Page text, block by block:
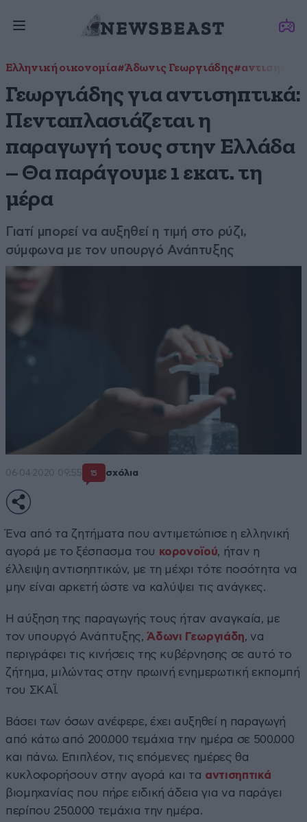
Ελληνική οικονομία#Άδωνις Γεωργιάδης
Γεωργιάδης για αντισηπτικά:
Πενταπλασιάζεται η
παραγωγή τους στην Ελλάδα
– Θα παράγουμε 1 εκατ. τη
μέρα
Γιατί μπορεί να αυξηθεί η τιμή στο ρύζι,
σύμφωνα με τον υπουργό Ανάπτυξης
06·04·2020 09:55 15 σχόλια
Ένα από τα ζητήματα που αντιμετώπισε η ελληνική
αγορά με το ξέσπασμα του κορονοϊού, ήταν η
έλλειψη αντισηπτικών, με τη μέχρι τότε ποσότητα να
μην είναι αρκετή ώστε να καλύψει τις ανάγκες.
Η αύξηση της παραγωγής τους ήταν αναγκαία, με
τον υπουργό Ανάπτυξης,Άδωνι Γεωργιάδη, να
περιγράφει τις κινήσεις της κυβέρνησης σε αυτό το
ζήτημα, μιλώντας στην πρωινή ενημερωτική εκπομπή
του ΣΚΑΪ.
Βάσει των όσων ανέφερε, έχει αυξηθεί η παραγωγή
από κάτω από 200.000 τεμάχια την ημέρα σε 500.000
και πάνω. Επιπλέον, τις επόμενες ημέρες θα
κυκλοφορήσουν στην αγορά και τα αντισηπτικά
βιομηχανίας που πήρε ειδική άδεια για να παράγει
περίπου 250.000 τεμάχια την ημέρα.